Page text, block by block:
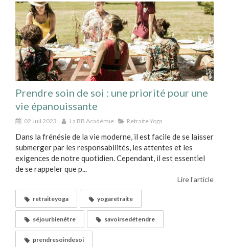
Prendre soin de soi : une priorité pour une
vie épanouissante
02 Juil 2023 La BB Académie Retraite Yoga
Dans la frénésie de la vie moderne, il est facile de se laisser
submerger par les responsabilités, les attentes et les
exigences de notre quotidien. Cependant, il est essentiel
de se rappeler que p...
Lire l'article
retraiteyoga yogaretraite
séjourbienêtre savoirsedétendre
prendresoindesoi